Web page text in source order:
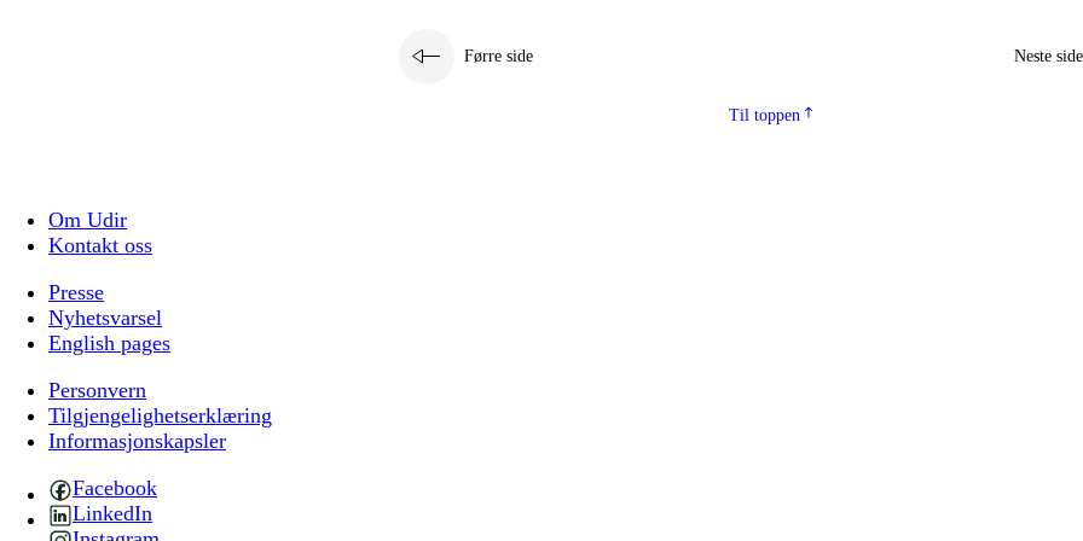
Førre side Neste side
Til toppen
Om Udir
Kontakt oss
Presse
Nyhetsvarsel
English pages
Personvern
Tilgjengelighetserklæring
Informasjonskapsler
Facebook
LinkedIn